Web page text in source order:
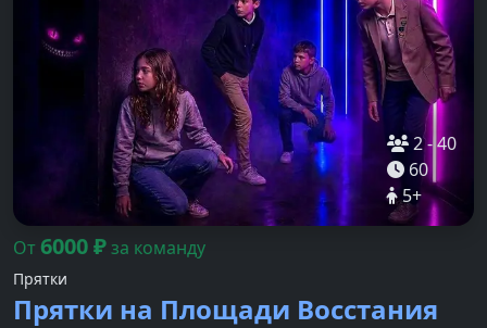
2-40
60
5+
От6000₽за команду
Прятки
Прятки на Площади Восстания